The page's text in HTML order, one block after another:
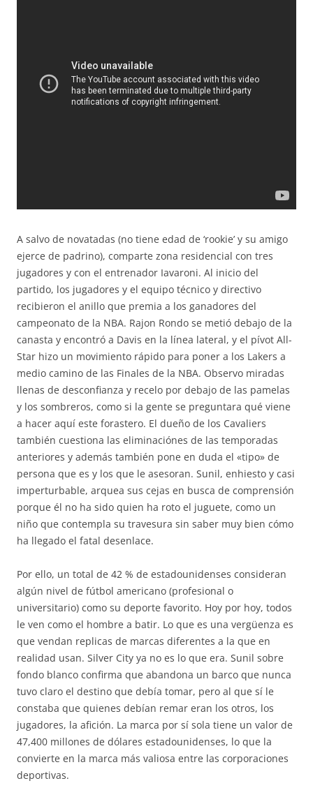
A salvo de novatadas (no tiene edad de ‘rookie’ y su amigo
ejerce de padrino), comparte zona residencial con tres
jugadores y con el entrenador Iavaroni. Al inicio del
partido, los jugadores y el equipo técnico y directivo
recibieron el anillo que premia a los ganadores del
campeonato de la NBA. Rajon Rondo se metió debajo de la
canasta y encontró a Davis en la línea lateral, y el pívot All-
Star hizo un movimiento rápido para poner a los Lakers a
medio camino de las Finales de la NBA. Observo miradas
llenas de desconfianza y recelo por debajo de las pamelas
y los sombreros, como si la gente se preguntara qué viene
a hacer aquí este forastero. El dueño de los Cavaliers
también cuestiona las eliminaciónes de las temporadas
anteriores y además también pone en duda el «tipo» de
persona que es y los que le asesoran. Sunil, enhiesto y casi
imperturbable, arquea sus cejas en busca de comprensión
porque él no ha sido quien ha roto el juguete, como un
niño que contempla su travesura sin saber muy bien cómo
ha llegado el fatal desenlace.
Por ello, un total de 42 % de estadounidenses consideran
algún nivel de fútbol americano (profesional o
universitario) como su deporte favorito. Hoy por hoy, todos
le ven como el hombre a batir. Lo que es una vergüenza es
que vendan replicas de marcas diferentes a la que en
realidad usan. Silver City ya no es lo que era. Sunil sobre
fondo blanco confirma que abandona un barco que nunca
tuvo claro el destino que debía tomar, pero al que sí le
constaba que quienes debían remar eran los otros, los
jugadores, la afición. La marca por sí sola tiene un valor de
47,400 millones de dólares estadounidenses, lo que la
convierte en la marca más valiosa entre las corporaciones
deportivas.